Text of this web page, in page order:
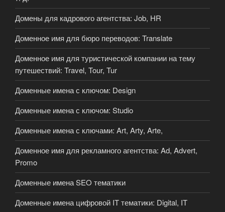
Домены для кадрового агентства: Job, HR
Доменное имя для бюро переводов: Translate
Доменное имя для туристической компании на тему
путешествий: Travel, Tour, Tur
Доменные имена с ключом: Design
Доменные имена с ключом: Studio
Доменные имена с ключами: Art, Arty, Arte,
Доменное имя для рекламного агентства: Ad, Advert,
Promo
Доменные имена SEO тематики
Доменные имена цифровой IT тематики: Digital, IT